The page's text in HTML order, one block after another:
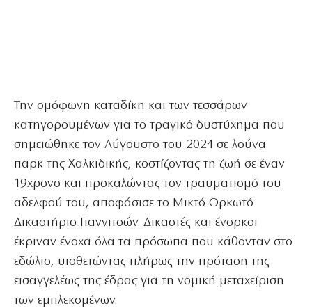
Την ομόφωνη καταδίκη και των τεσσάρων
κατηγορουμένων για το τραγικό δυστύχημα που
σημειώθηκε τον Αύγουστο του 2024 σε λούνα
παρκ της Χαλκιδικής, κοστίζοντας τη ζωή σε έναν
19χρονο και προκαλώντας τον τραυματισμό του
αδελφού του, αποφάσισε το Μικτό Ορκωτό
Δικαστήριο Γιαννιτσών. Δικαστές και ένορκοι
έκριναν ένοχα όλα τα πρόσωπα που κάθονταν στο
εδώλιο, υιοθετώντας πλήρως την πρόταση της
εισαγγελέως της έδρας για τη νομική μεταχείριση
των εμπλεκομένων.